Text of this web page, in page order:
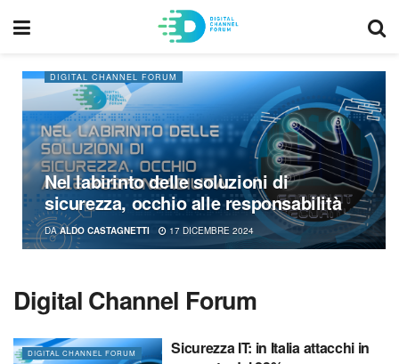
DIGITAL CHANNEL FORUM
Nel labirinto delle soluzioni di
sicurezza, occhio alle responsabilità
DA ALDO CASTAGNETTI 17 DICEMBRE 2024
Digital Channel Forum
DIGITAL CHANNEL FORUM
Sicurezza IT: in Italia attacchi in